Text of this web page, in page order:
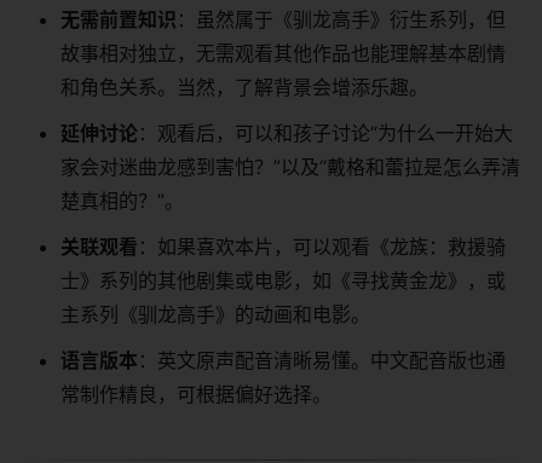
​无需前置知识​ ​：虽然属于《驯龙高手》衍生系列，但
故事相对独立，无需观看其他作品也能理解基本剧情
和角色关系。当然，了解背景会增添乐趣。
​延伸讨论​ ​：观看后，可以和孩子讨论“为什么一开始大
家会对迷曲龙感到害怕？”以及“戴格和蕾拉是怎么弄清
楚真相的？”。
​关联观看​ ​：如果喜欢本片，可以观看《龙族：救援骑
士》系列的其他剧集或电影，如《寻找黄金龙》，或
主系列《驯龙高手》的动画和电影。
​语言版本​ ​：英文原声配音清晰易懂。中文配音版也通
常制作精良，可根据偏好选择。